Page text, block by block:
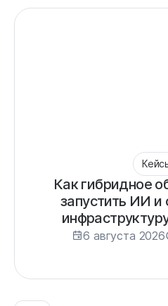
Как гибридное
запустить ИИ и
6 августа 2026